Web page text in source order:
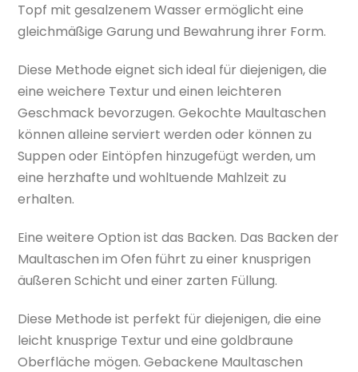
Topf mit gesalzenem Wasser ermöglicht eine
gleichmäßige Garung und Bewahrung ihrer Form.
Diese Methode eignet sich ideal für diejenigen, die
eine weichere Textur und einen leichteren
Geschmack bevorzugen. Gekochte Maultaschen
können alleine serviert werden oder können zu
Suppen oder Eintöpfen hinzugefügt werden, um
eine herzhafte und wohltuende Mahlzeit zu
erhalten.
Eine weitere Option ist das Backen. Das Backen der
Maultaschen im Ofen führt zu einer knusprigen
äußeren Schicht und einer zarten Füllung.
Diese Methode ist perfekt für diejenigen, die eine
leicht knusprige Textur und eine goldbraune
Oberfläche mögen. Gebackene Maultaschen